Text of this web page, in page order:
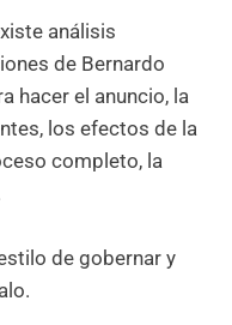
análisis
de Bernardo
hacer el anuncio, la
los efectos de la
completo, la
de gobernar y